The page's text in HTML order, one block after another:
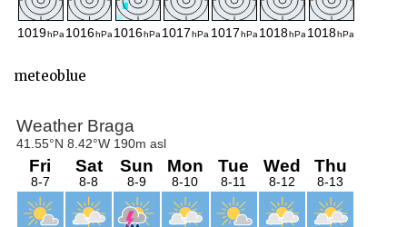
meteoblue